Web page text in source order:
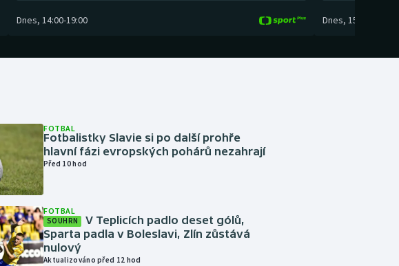
Dnes, 14:00-19:00 Dnes, 15:00
FOTBAL
Fotbalistky Slavie si po další prohře
hlavní fázi evropských pohárů nezahrají
Před 10 hod
FOTBAL
SOUHRN
V Teplicích padlo deset gólů,
Sparta padla v Boleslavi, Zlín zůstává
nulový
Aktualizováno před 12 hod